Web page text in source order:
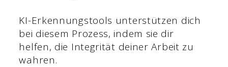
KI-Erkennungstools unterstützen dich
bei diesem Prozess, indem sie dir
helfen, die Integrität deiner Arbeit zu
wahren.